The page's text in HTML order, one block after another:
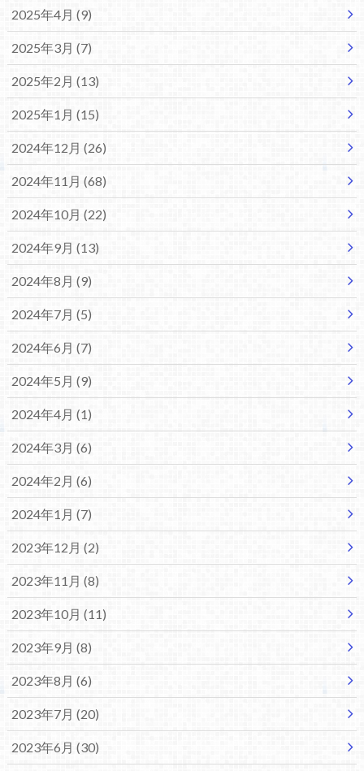
2025年4月 (9)
2025年3月 (7)
2025年2月 (13)
2025年1月 (15)
2024年12月 (26)
2024年11月 (68)
2024年10月 (22)
2024年9月 (13)
2024年8月 (9)
2024年7月 (5)
2024年6月 (7)
2024年5月 (9)
2024年4月 (1)
2024年3月 (6)
2024年2月 (6)
2024年1月 (7)
2023年12月 (2)
2023年11月 (8)
2023年10月 (11)
2023年9月 (8)
2023年8月 (6)
2023年7月 (20)
2023年6月 (30)